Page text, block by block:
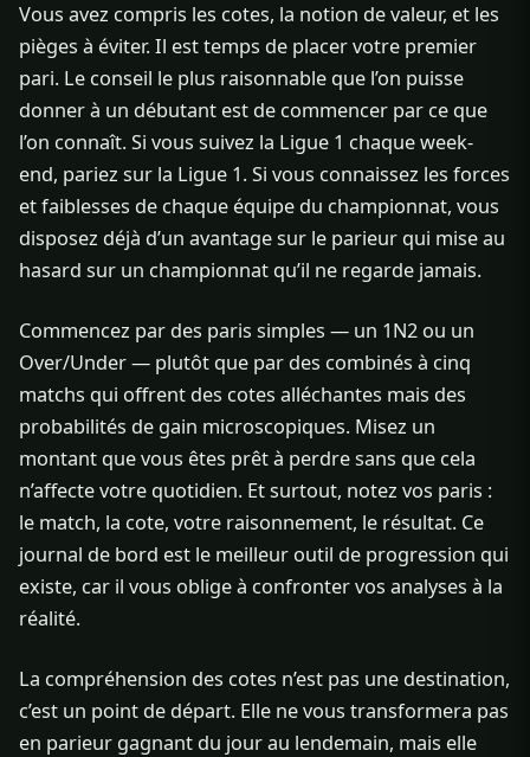
Vous avez compris les cotes, la notion de valeur, et les
pièges à éviter. Il est temps de placer votre premier
pari. Le conseil le plus raisonnable que l’on puisse
donner à un débutant est de commencer par ce que
l’on connaît. Si vous suivez la Ligue 1 chaque week-
end, pariez sur la Ligue 1. Si vous connaissez les forces
et faiblesses de chaque équipe du championnat, vous
disposez déjà d’un avantage sur le parieur qui mise au
hasard sur un championnat qu’il ne regarde jamais.
Commencez par des paris simples — un 1N2 ou un
Over/Under — plutôt que par des combinés à cinq
matchs qui offrent des cotes alléchantes mais des
probabilités de gain microscopiques. Misez un
montant que vous êtes prêt à perdre sans que cela
n’affecte votre quotidien. Et surtout, notez vos paris :
le match, la cote, votre raisonnement, le résultat. Ce
journal de bord est le meilleur outil de progression qui
existe, car il vous oblige à confronter vos analyses à la
réalité.
La compréhension des cotes n’est pas une destination,
c’est un point de départ. Elle ne vous transformera pas
en parieur gagnant du jour au lendemain, mais elle